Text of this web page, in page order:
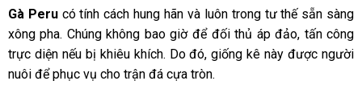
Gà Perucó tính cách hung hãn và luôn trong tư thế sẵn sàng
xông pha. Chúng không bao giờ để đối thủ áp đảo, tấn công
trực diện nếu bị khiêu khích. Do đó, giống kê này được người
nuôi để phục vụ cho trận đá cựa tròn.